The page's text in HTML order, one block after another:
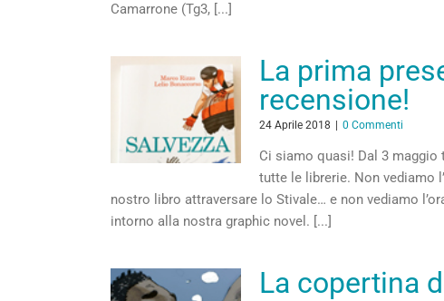
Camarrone (Tg3, [...]
La prima
recensione!
24 Aprile 2018 0 Commenti
Ci siamo quasi! Dal 3
tutte le librerie. Non vediamo
nostro libro attraversare lo Stivale… e non vediamo
intorno alla nostra graphic novel. [...]
La copertina